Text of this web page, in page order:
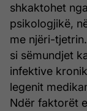
shkaktohet
psikologjikë,
me njëri-
si sëmundjet
infektive
legenit
Ndër faktorët